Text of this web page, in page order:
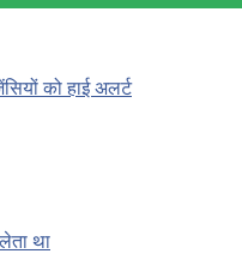
को हाई अलर्ट
था